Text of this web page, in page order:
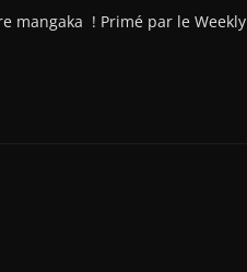
mangaka ! Primé par le Weekly